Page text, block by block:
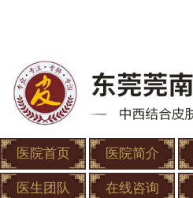
医院首页 医院简介
医生团队 在线咨询